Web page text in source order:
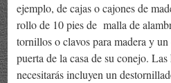
ejemplo, de cajas o cajones de
rollo de 10 pies de malla de
tornillos o clavos para madera y
puerta de la casa de su conejo.
necesitarás incluyen un